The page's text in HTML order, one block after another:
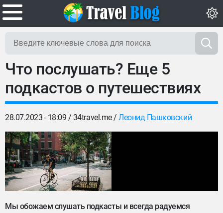
Что послушать? Еще 5
подкастов о путешествиях
28.07.2023 - 18:09 / 34travel.me/Леонид Пашковский
Мы обожаем слушать подкасты и всегда радуемся